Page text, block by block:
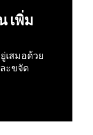
เพิ่ม
เสมอด้วย
ะขจัด